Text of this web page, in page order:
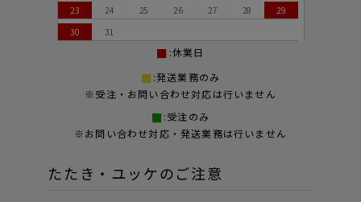
23 24 25 26 27 28
29
30
31
:休業日
:発送業務のみ
※受注・お問い合わせ対応は行いません
:受注のみ
※お問い合わせ対応・発送業務は行いません
たたき・ユッケのご注意